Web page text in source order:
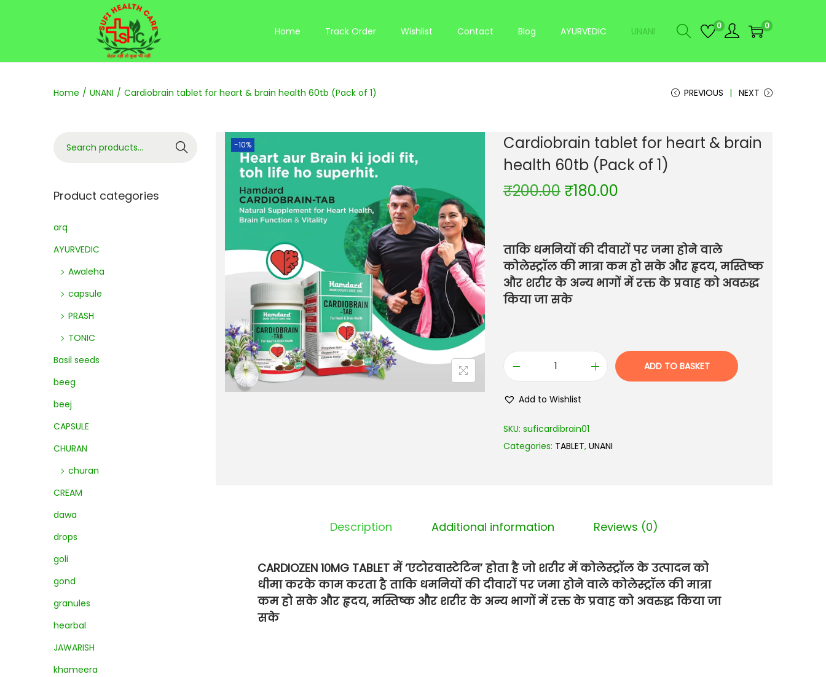
Home Track Order Wishlist Contact Blog AYURVEDIC UNANI 0 0
Home / UNANI / Cardiobrain tablet for heart & brain health 60tb (Pack of 1) PREVIOUS NEXT
-10%
Cardiobrain tablet for heart & brain
health 60tb (Pack of 1)
₹200.00 ₹180.00
ताकि धमनियों की दीवारों पर जमा होने वाले
कोलेस्ट्रॉल की मात्रा कम हो सके और हृदय, मस्तिष्क
और शरीर के अन्य भागों में रक्त के प्रवाह को अवरुद्ध
किया जा सके
ADD TO BASKET
Add to Wishlist
SKU: suficardibrain01
Categories: TABLET, UNANI
Description Additional information Reviews (0)
CARDIOZEN 10MG TABLET में ‘एटोरवास्टेटिन’ होता है जो शरीर में कोलेस्ट्रॉल के उत्पादन को
धीमा करके कामकरताहै ताकि धमनियों की दीवारों पर जमा होने वाले कोलेस्ट्रॉल की मात्रा
कम हो सके और हृदय, मस्तिष्क और शरीर के अन्य भागों में रक्त के प्रवाह को अवरुद्ध किया जा
सके
Search
Product categories
arq
AYURVEDIC
Awaleha
capsule
PRASH
TONIC
Basil seeds
beeg
beej
CAPSULE
CHURAN
churan
CREAM
dawa
drops
goli
gond
granules
hearbal
JAWARISH
khameera